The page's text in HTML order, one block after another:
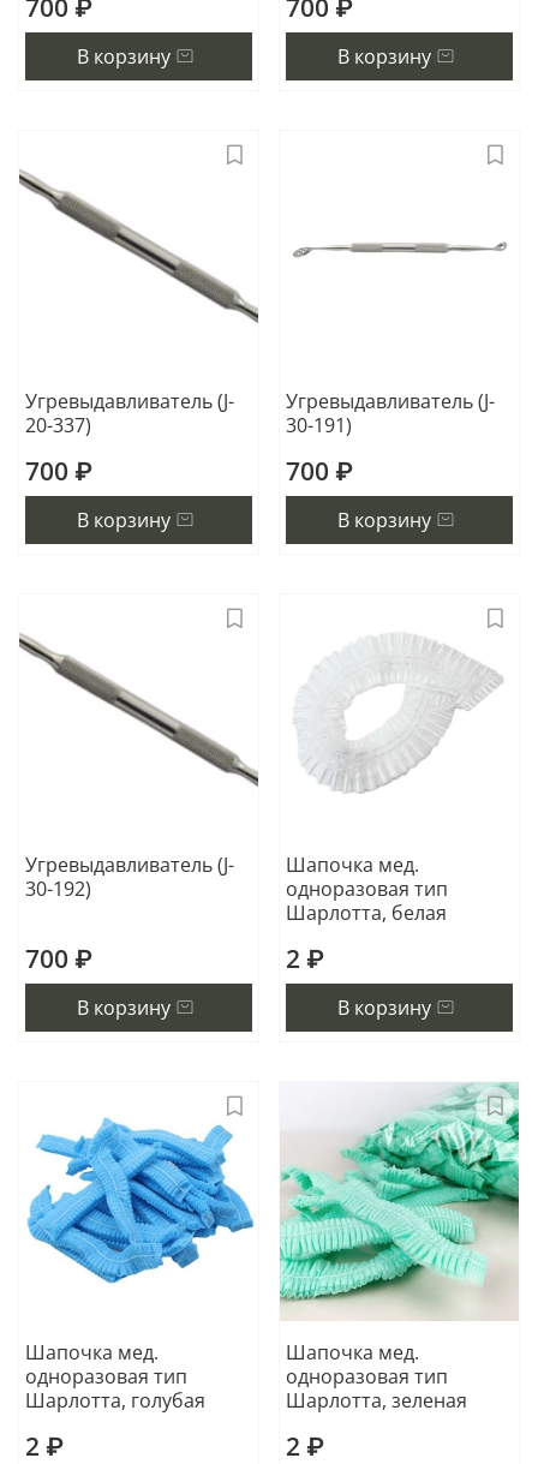
700 ₽
В корзину
700 ₽
В корзину
Угревыдавливатель (J-
20-337)
700 ₽
В корзину
Угревыдавливатель (J-
30-191)
700 ₽
В корзину
Угревыдавливатель (J-
30-192)
700 ₽
В корзину
Шапочка мед.
одноразовая тип
Шарлотта, белая
2 ₽
В корзину
Шапочка мед.
одноразовая тип
Шарлотта, голубая
2 ₽
Шапочка мед.
одноразовая тип
Шарлотта, зеленая
2 ₽